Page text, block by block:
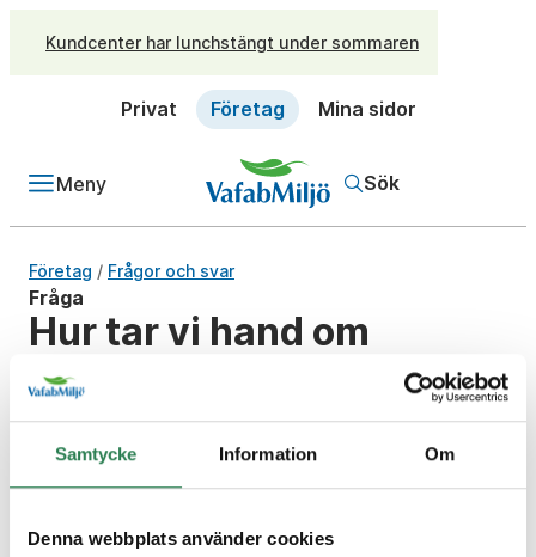
Samtycke Information Om
Denna webbplats använder cookies
Kundcenter har lunchstängt under sommaren
Privat Företag Mina sidor
Meny Sök
Företag / Frågor och svar
Fråga
Hur tar vi hand om
wellpapp i
samfälligheten?
Svar
Små förpackningar av wellpapp kan vikas ihop och
Skrymmande förpackningar ska däremot samlas in på